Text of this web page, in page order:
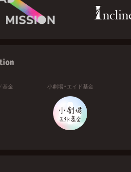
基金 小劇場・エイド基金